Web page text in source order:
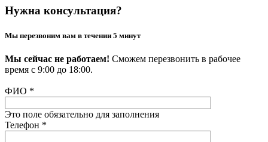
Нужна консультация?
Мы перезвоним вам в течении 5 минут
Мы сейчас не работаем! Сможем перезвонить в рабочее
время с 9:00 до 18:00.
ФИО *
Это поле обязательно для заполнения
Телефон *